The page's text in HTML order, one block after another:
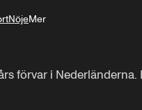
NöjeMer
förvar i Nederländerna.